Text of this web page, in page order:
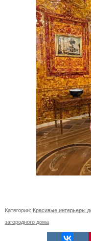
Категории: Красивые интерьеры
загородного дома